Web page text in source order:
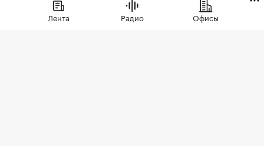
определены победители еще в 12
номинациях
Лента Радио Офисы